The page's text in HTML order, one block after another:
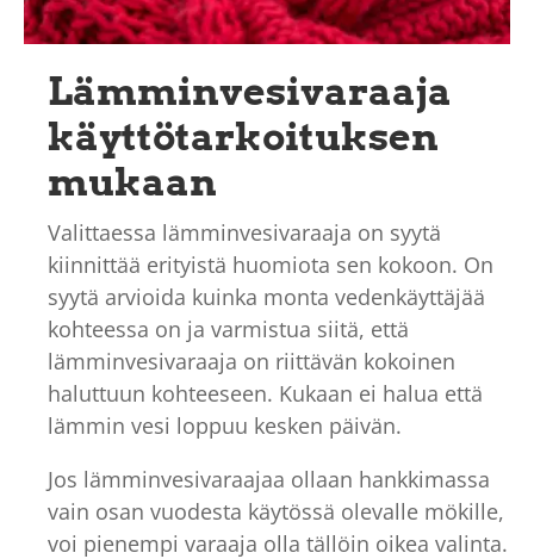
Lämminvesivaraaja
käyttötarkoituksen
mukaan
Valittaessa lämminvesivaraaja on syytä
kiinnittää erityistä huomiota sen kokoon. On
syytä arvioida kuinka monta vedenkäyttäjää
kohteessa on ja varmistua siitä, että
lämminvesivaraaja on riittävän kokoinen
haluttuun kohteeseen. Kukaan ei halua että
lämmin vesi loppuu kesken päivän.
Jos lämminvesivaraajaa ollaan hankkimassa
vain osan vuodesta käytössä olevalle mökille,
voi pienempi varaaja olla tällöin oikea valinta.